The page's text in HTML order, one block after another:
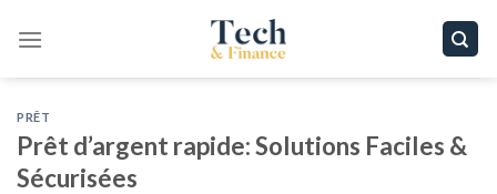
PRÊT
Prêt d’argent rapide: Solutions Faciles &
Sécurisées